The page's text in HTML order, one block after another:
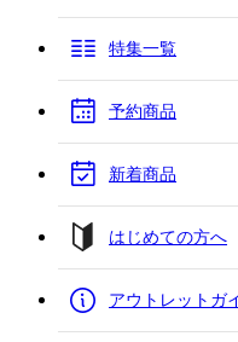
特集一覧
予約商品
新着商品
はじめての方へ
アウトレットガ